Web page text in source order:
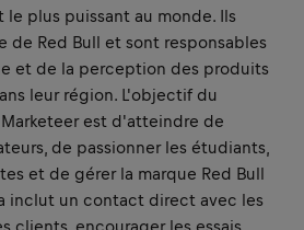
plus puissant au monde. Ils
de Red Bull et sont responsables
et de la perception des produits
leur région. L'objectif du
est d'atteindre de
de passionner les étudiants,
et de gérer la marque Red Bull
inclut un contact direct avec les
clients, encourager les essais